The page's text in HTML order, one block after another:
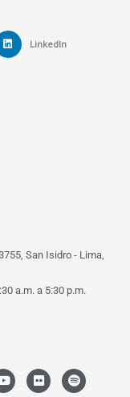
LinkedIn
San Isidro - Lima,
a.m. a 5:30 p.m.
Y
o
F
l
S
p